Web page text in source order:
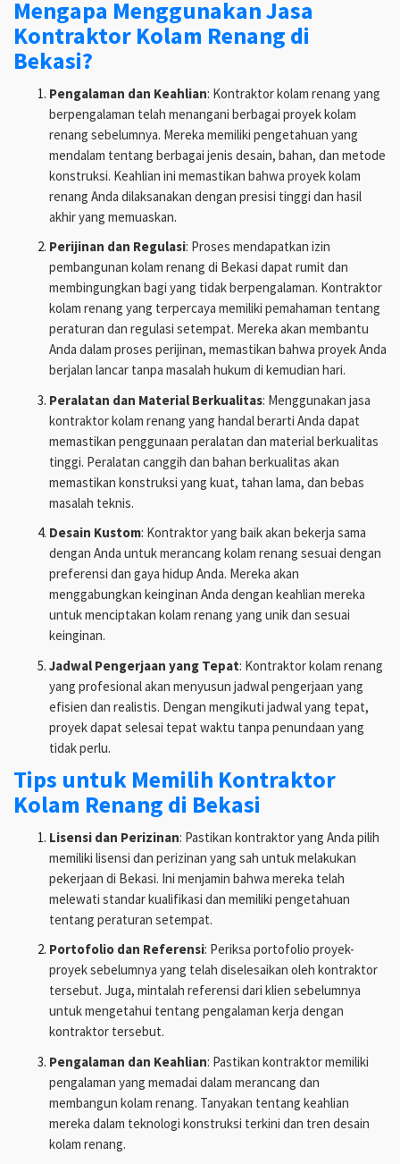
Mengapa Menggunakan Jasa
Kontraktor Kolam Renang di
Bekasi?
Pengalaman dan Keahlian: Kontraktor kolam renang yang
berpengalaman telah menangani berbagai proyek kolam
renang sebelumnya. Mereka memiliki pengetahuan yang
mendalam tentang berbagai jenis desain, bahan, dan metode
konstruksi. Keahlian ini memastikan bahwa proyek kolam
renang Anda dilaksanakan dengan presisi tinggi dan hasil
akhir yang memuaskan.
Perijinan dan Regulasi: Proses mendapatkan izin
pembangunan kolam renang di Bekasi dapat rumit dan
membingungkan bagi yang tidak berpengalaman. Kontraktor
kolam renang yang terpercaya memiliki pemahaman tentang
peraturan dan regulasi setempat. Mereka akan membantu
Anda dalam proses perijinan, memastikan bahwa proyek Anda
berjalan lancar tanpa masalah hukum di kemudian hari.
Peralatan dan Material Berkualitas: Menggunakan jasa
kontraktor kolam renang yang handal berarti Anda dapat
memastikan penggunaan peralatan dan material berkualitas
tinggi. Peralatan canggih dan bahan berkualitas akan
memastikan konstruksi yang kuat, tahan lama, dan bebas
masalah teknis.
Desain Kustom: Kontraktor yang baik akan bekerja sama
dengan Anda untuk merancang kolam renang sesuai dengan
preferensi dan gaya hidup Anda. Mereka akan
menggabungkan keinginan Anda dengan keahlian mereka
untuk menciptakan kolam renang yang unik dan sesuai
keinginan.
Jadwal Pengerjaan yang Tepat: Kontraktor kolam renang
yang profesional akan menyusun jadwal pengerjaan yang
efisien dan realistis. Dengan mengikuti jadwal yang tepat,
proyek dapat selesai tepat waktu tanpa penundaan yang
tidak perlu.
Tips untuk Memilih Kontraktor
Kolam Renang di Bekasi
Lisensi dan Perizinan: Pastikan kontraktor yang Anda pilih
memiliki lisensi dan perizinan yang sah untuk melakukan
pekerjaan di Bekasi. Ini menjamin bahwa mereka telah
melewati standar kualifikasi dan memiliki pengetahuan
tentang peraturan setempat.
Portofolio dan Referensi: Periksa portofolio proyek-
proyek sebelumnya yang telah diselesaikan oleh kontraktor
tersebut. Juga, mintalah referensi dari klien sebelumnya
untuk mengetahui tentang pengalaman kerja dengan
kontraktor tersebut.
Pengalaman dan Keahlian: Pastikan kontraktor memiliki
pengalaman yang memadai dalam merancang dan
membangun kolam renang. Tanyakan tentang keahlian
mereka dalam teknologi konstruksi terkini dan tren desain
kolam renang.